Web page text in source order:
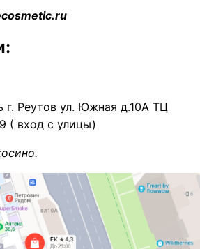
г. Реутов ул. Южная д.10А ТЦ
( вход с улицы)